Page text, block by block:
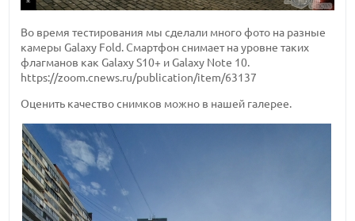
Во время тестирования мы сделали много фото на разные
камеры Galaxy Fold. Смартфон снимает на уровне таких
флагманов как Galaxy S10+ и Galaxy Note 10.
https://zoom.cnews.ru/publication/item/63137
Оценить качество снимков можно в нашей галерее.